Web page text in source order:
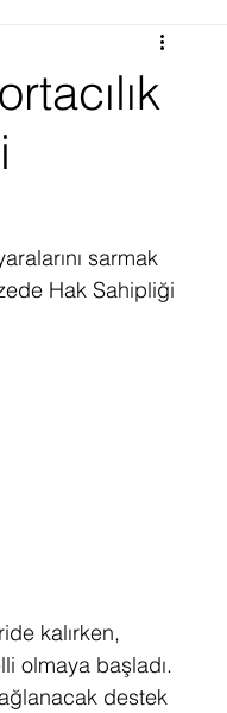
Akıllı Şehirler
sarmak
Hak Sahipliği
kalırken,
olmaya başladı.
destek